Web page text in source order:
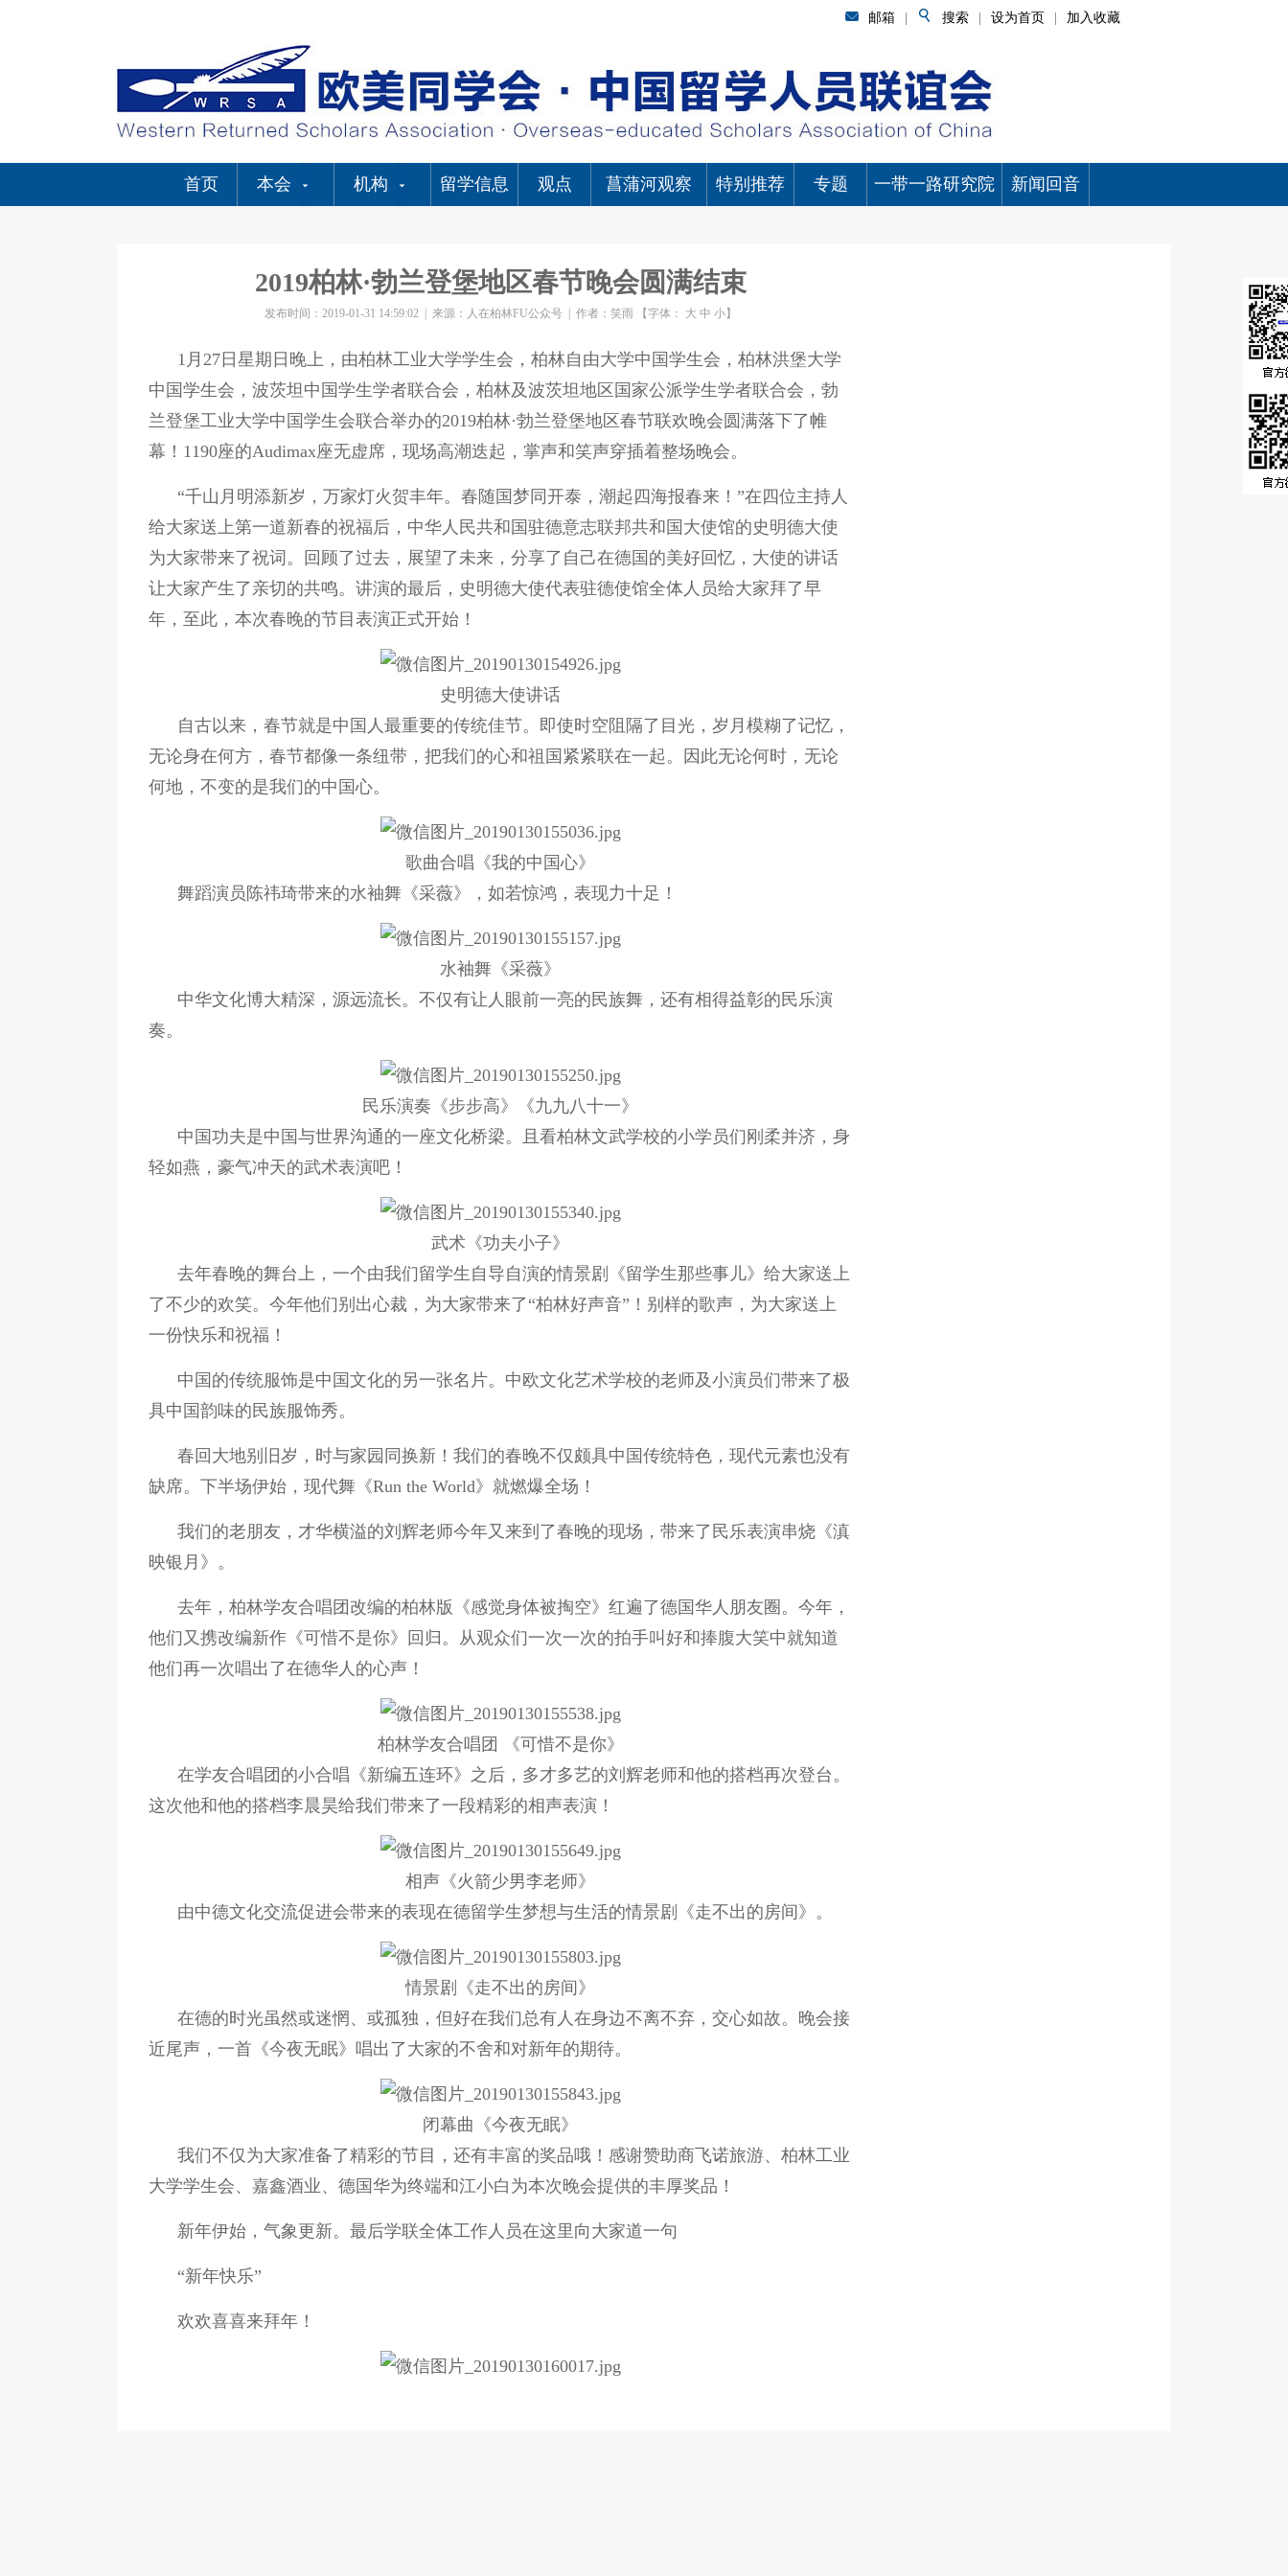
邮箱 搜索 设为首页 加入收藏
首页 本会 机构 留学信息 观点 菖蒲河观察 特别推荐 专题 一带一路研究院 新闻回音
2019柏林·勃兰登堡地区春节晚会圆满结束
发布时间：2019-01-31 14:59:02| 来源：人在柏林FU公众号| 作者：笑雨 【字体： 大 中 小】
1月27日星期日晚上，由柏林工业大学学生会，柏林自由大学中国学生会，柏林洪堡大学
中国学生会，波茨坦中国学生学者联合会，柏林及波茨坦地区国家公派学生学者联合会，勃
兰登堡工业大学中国学生会联合举办的2019柏林·勃兰登堡地区春节联欢晚会圆满落下了帷
幕！1190座的Audimax座无虚席，现场高潮迭起，掌声和笑声穿插着整场晚会。
“千山月明添新岁，万家灯火贺丰年。春随国梦同开泰，潮起四海报春来！”在四位主持人
给大家送上第一道新春的祝福后，中华人民共和国驻德意志联邦共和国大使馆的史明德大使
为大家带来了祝词。回顾了过去，展望了未来，分享了自己在德国的美好回忆，大使的讲话
让大家产生了亲切的共鸣。讲演的最后，史明德大使代表驻德使馆全体人员给大家拜了早
年，至此，本次春晚的节目表演正式开始！
史明德大使讲话
自古以来，春节就是中国人最重要的传统佳节。即使时空阻隔了目光，岁月模糊了记忆，
无论身在何方，春节都像一条纽带，把我们的心和祖国紧紧联在一起。因此无论何时，无论
何地，不变的是我们的中国心。
歌曲合唱《我的中国心》
舞蹈演员陈祎琦带来的水袖舞《采薇》，如若惊鸿，表现力十足！
水袖舞《采薇》
中华文化博大精深，源远流长。不仅有让人眼前一亮的民族舞，还有相得益彰的民乐演
奏。
民乐演奏《步步高》《九九八十一》
中国功夫是中国与世界沟通的一座文化桥梁。且看柏林文武学校的小学员们刚柔并济，身
轻如燕，豪气冲天的武术表演吧！
武术《功夫小子》
去年春晚的舞台上，一个由我们留学生自导自演的情景剧《留学生那些事儿》给大家送上
了不少的欢笑。今年他们别出心裁，为大家带来了“柏林好声音”！别样的歌声，为大家送上
一份快乐和祝福！
中国的传统服饰是中国文化的另一张名片。中欧文化艺术学校的老师及小演员们带来了极
具中国韵味的民族服饰秀。
春回大地别旧岁，时与家园同换新！我们的春晚不仅颇具中国传统特色，现代元素也没有
缺席。下半场伊始，现代舞《Run the World》就燃爆全场！
我们的老朋友，才华横溢的刘辉老师今年又来到了春晚的现场，带来了民乐表演串烧《滇
映银月》。
去年，柏林学友合唱团改编的柏林版《感觉身体被掏空》红遍了德国华人朋友圈。今年，
他们又携改编新作《可惜不是你》回归。从观众们一次一次的拍手叫好和捧腹大笑中就知道
他们再一次唱出了在德华人的心声！
柏林学友合唱团 《可惜不是你》
在学友合唱团的小合唱《新编五连环》之后，多才多艺的刘辉老师和他的搭档再次登台。
这次他和他的搭档李晨昊给我们带来了一段精彩的相声表演！
相声《火箭少男李老师》
由中德文化交流促进会带来的表现在德留学生梦想与生活的情景剧《走不出的房间》。
情景剧《走不出的房间》
在德的时光虽然或迷惘、或孤独，但好在我们总有人在身边不离不弃，交心如故。晚会接
近尾声，一首《今夜无眠》唱出了大家的不舍和对新年的期待。
闭幕曲《今夜无眠》
我们不仅为大家准备了精彩的节目，还有丰富的奖品哦！感谢赞助商飞诺旅游、柏林工业
大学学生会、嘉鑫酒业、德国华为终端和江小白为本次晚会提供的丰厚奖品！
新年伊始，气象更新。最后学联全体工作人员在这里向大家道一句
“新年快乐”
欢欢喜喜来拜年！